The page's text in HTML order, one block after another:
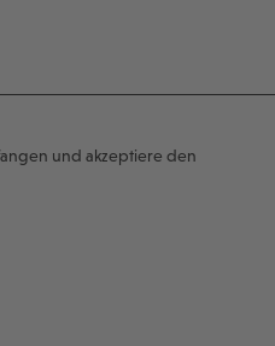
und akzeptiere den